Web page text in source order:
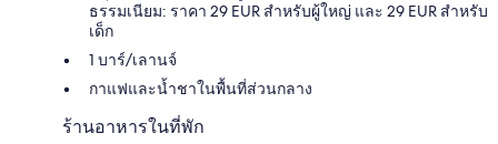
ธรรมเนียม: ราคา 29 EUR สำหรับผู้ใหญ่ และ 29 EUR สำหรับ
เด็ก
1 บาร์/เลานจ์
กาแฟและน้ำชาในพื้นที่ส่วนกลาง
ร้านอาหารในที่พัก